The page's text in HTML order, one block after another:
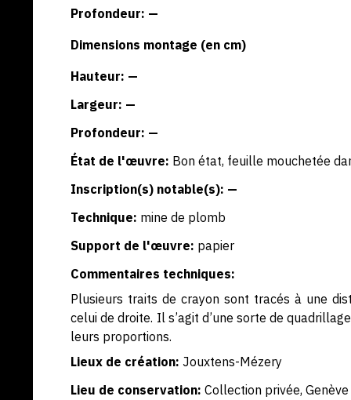
Profondeur: —
Dimensions montage (en cm)
Hauteur: —
Largeur: —
Profondeur: —
État de l'œuvre: Bon état, feuille mouchetée
Inscription(s) notable(s): —
Technique: mine de plomb
Support de l'œuvre: papier
Commentaires techniques:
Plusieurs traits de crayon sont tracés à une
celui de droite. Il s’agit d’une sorte de
leurs proportions.
Lieux de création: Jouxtens-Mézery
Lieu de conservation: Collection privée, Genève